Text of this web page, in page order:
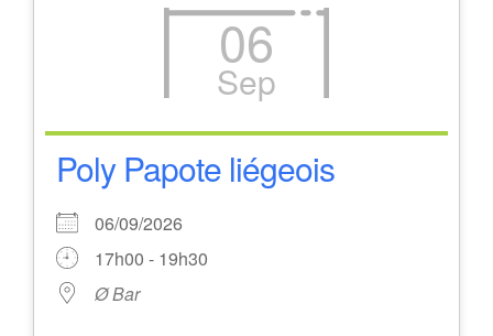
06
Sep
Poly Papote liégeois
06/09/2026
17h00 - 19h30
Ø Bar